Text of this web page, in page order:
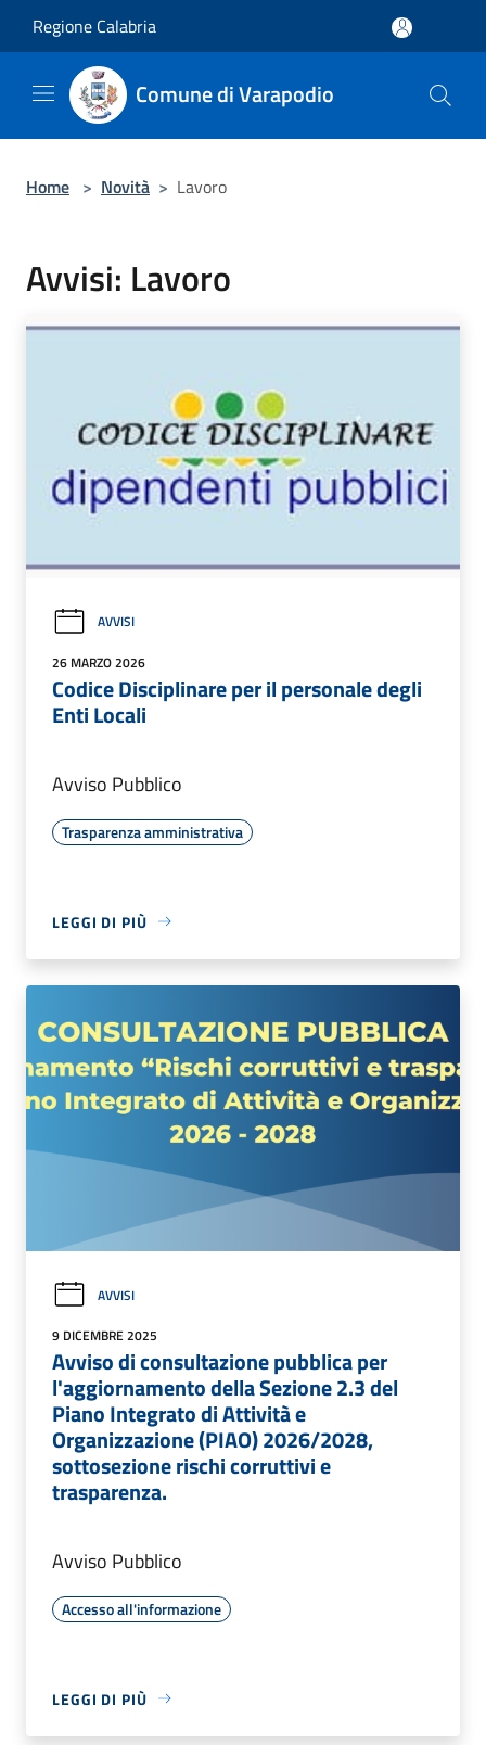
Regione Calabria
Comune di Varapodio
Home > Novità > Lavoro
Avvisi: Lavoro
AVVISI
26 MARZO 2026
Codice Disciplinare per il personale degli
Enti Locali
Avviso Pubblico
Trasparenza amministrativa
LEGGI DI PIÙ
AVVISI
9 DICEMBRE 2025
Avviso di consultazione pubblica per
l'aggiornamento della Sezione 2.3 del
Piano Integrato di Attività e
Organizzazione (PIAO) 2026/2028,
sottosezione rischi corruttivi e
trasparenza.
Avviso Pubblico
Accesso all'informazione
LEGGI DI PIÙ